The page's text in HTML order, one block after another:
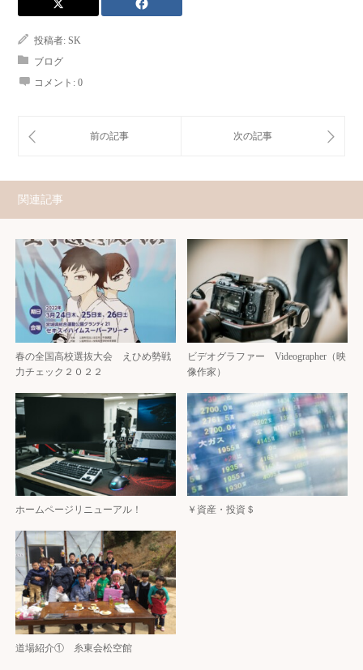
投稿者: SK
ブログ
コメント: 0
関連記事
春の全国高校選抜大会 えひめ勢戦
力チェック２０２２
ビデオグラファー Videographer（映
像作家）
ホームページリニューアル！ ￥資産・投資＄
道場紹介① 糸東会松空館